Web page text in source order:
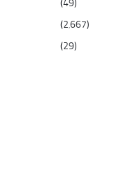
(2٬667)
(29)